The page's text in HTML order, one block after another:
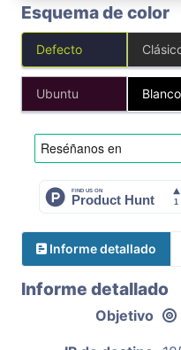
Esquema de color
Defecto
Ubuntu
Informe detallado
Informe detallado
Objetivo